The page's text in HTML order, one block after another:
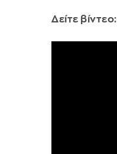
Δείτε βίντεο: